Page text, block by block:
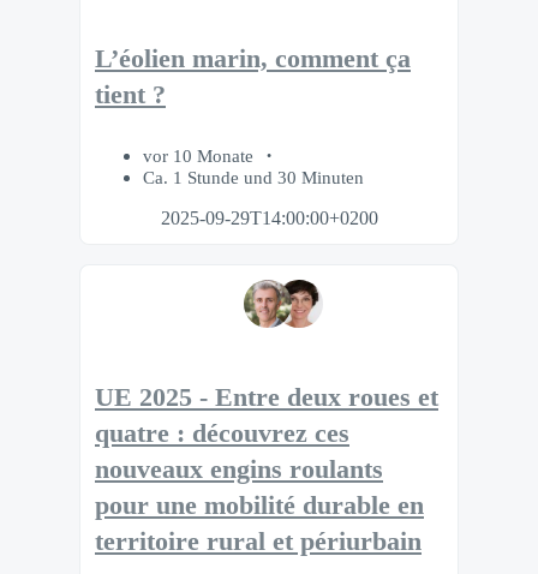
L’éolien marin, comment ça
tient ?
vor 10 Monate
Ca. 1 Stunde und 30 Minuten
2025-09-29T14:00:00+0200
UE 2025 - Entre deux roues et
quatre : découvrez ces
nouveaux engins roulants
pour une mobilité durable en
territoire rural et périurbain